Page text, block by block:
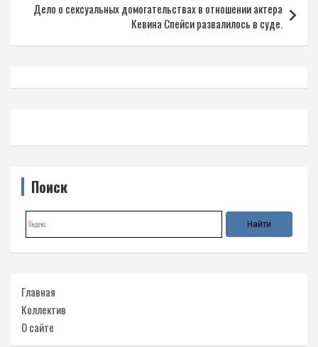
Дело о сексуальных домогательствах в отношении актера
Кевина Спейси развалилось в суде.
Поиск
Главная
Коллектив
О сайте